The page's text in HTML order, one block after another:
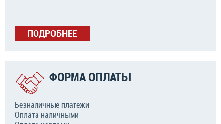
ПОДРОБНЕЕ
ФОРМА ОПЛАТЫ
Безналичные платежи
Оплата наличными